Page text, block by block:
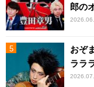
郎の
おぞ
ララ